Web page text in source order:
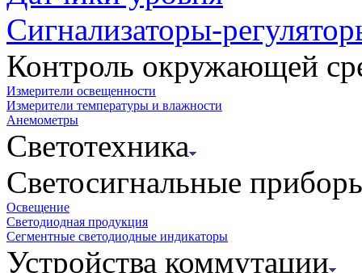
Сигнализаторы-
Контроль окружающей
Измерители освещенности
Измерители температуры и влажности
Анемометры
Светотехника
Светосигнальные
Освещение
Светодиодная продукция
Сегментные светодиодные индикаторы
Устройства коммутации